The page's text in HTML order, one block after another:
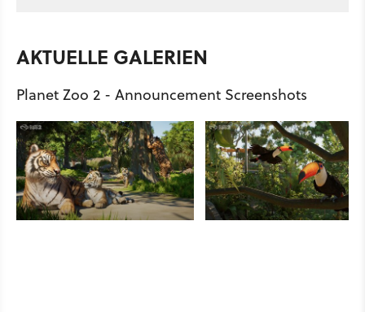
AKTUELLE GALERIEN
Planet Zoo 2 - Announcement Screenshots